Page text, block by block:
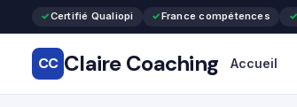
Certifié Qualiopi France compétences
CC Claire Coaching Accueil